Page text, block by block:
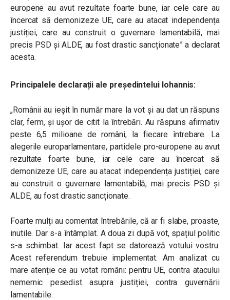
europene au avut rezultate foarte bune, iar cele care au
încercat să demonizeze UE, care au atacat independența
justiției, care au construit o guvernare lamentabilă, mai
precis PSD și ALDE, au fost drastic sancționate” a declarat
acesta.
Principalele declarații ale președintelui Iohannis:
„Românii au ieșit în număr mare la vot și au dat un răspuns
clar, ferm, și ușor de citit la întrebări. Au răspuns afirmativ
peste 6,5 milioane de români, la fiecare întrebare. La
alegerile europarlamentare, partidele pro-europene au avut
rezultate foarte bune, iar cele care au încercat să
demonizeze UE, care au atacat independența justiției, care
au construit o guvernare lamentabilă, mai precis PSD și
ALDE, au fost drastic sancționate.
Foarte mulți au comentat întrebările, că ar fi slabe, proaste,
inutile. Dar s-a întâmplat. A doua zi după vot, spațiul politic
s-a schimbat. Iar acest fapt se datorează votului vostru.
Acest referendum trebuie implementat. Am analizat cu
mare atenție ce au votat români: pentru UE, contra atacului
nemernic pesedist asupra justiției, contra guvernării
lamentabile.